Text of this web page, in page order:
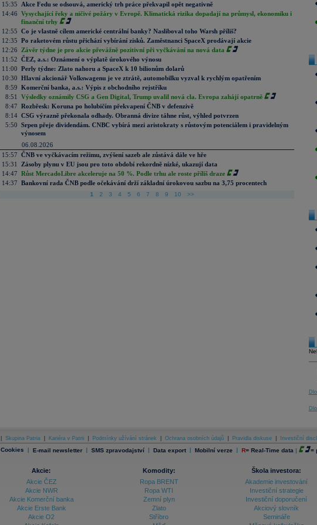
15:35
Akce Fedu se odsouvá, americký trh práce překvapil opět negativně
14:46 Vysychající řeky a ničivé požáry v Evropě. Klimatická rizika dopadají na průmysl, ekonomiku i
finanční trhy
12:55 Co je vlastně cílem americké centrální banky? Nasliboval toho Warsh příliš?
12:35 Po raketovém růstu přichází vybírání zisků. Zaměstnanci SpaceX prodávají akcie
12:26
Závěr týdne je pro akcie převážně pozitivní při vyčkávání na nová data
11:52 ČEZ, a.s.: Oznámení o výplatě úrokového výnosu
11:00 Perly týdne: Zlato nahoru a SpaceX k 10 bilionům dolarů
10:30 Hlavní akcionář Volkswagenu je ve ztrátě, automobilku vyzval k rychlým opatřením
8:59 Komerční banka, a.s.: Výpis z obchodního rejstříku
8:51
Výsledky oznámily CSG a Gen Digital, Trump uvalil nová cla. Evropa zahájí opatrně
8:47 Rozbřesk: Koruna po holubičím překvapení ČNB v defenzivě
8:14 CSG výrazně překonala odhady. Obranná divize táhne růst, výhled potvrzen
5:50 Srpen přeje dividendám. CNBC vybírá mezi aristokraty s růstovým potenciálem i pravidelným
výnosem
06.08.2026
15:57 ČNB ve vyčkávacím režimu, zvýšení sazeb ale zůstává dále ve hře
15:31
Zásoby plynu v EU jsou pro toto období rekordně nízké, ukazují data
14:47 Růst MercadoLibre akceleruje na 50 %. Podle trhu ale roste příliš draze
14:37 Bankovní rada ČNB podle očekávání drží základní úrokovou sazbu na 3,75 procentech
1 2 3 4 5 6 7 8 9 10 >>
Skupina Patria Kariéra v Patrii Podmínky užívání stránek Ochrana osobních údajů Pravidla diskuse Investiční
Cookies | E-mail newsletter | SMS zpravodajství | Data export | Mobilní verze | R= Real-Time data | =
Akcie:
Akcie ČEZ
Akcie NWR
Akcie Komerční banka
Akcie Erste Bank
Akcie O2
Komodity:
Ropa BRENT
Ropa WTI
Zemní plyn
Zlato
Stříbro
Škola investora:
Akademie investování
Investiční strategie
Investiční doporučení
Akciový slovník
Semináře